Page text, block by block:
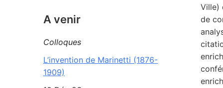
A venir
Colloques
L’invention de Marinetti (1876-
1909)
Ville)
de